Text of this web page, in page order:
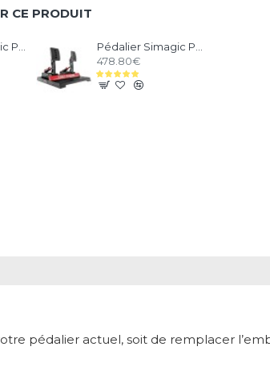
CE PRODUIT
478.80€
pédalier actuel, soit de remplacer